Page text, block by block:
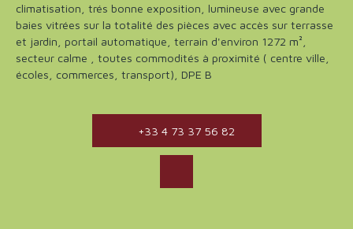
climatisation, trés bonne exposition, lumineuse avec grande
baies vitrées sur la totalité des pièces avec accès sur terrasse
et jardin, portail automatique, terrain d'environ 1272 m²,
secteur calme , toutes commodités à proximité ( centre ville,
écoles, commerces, transport), DPE B
+33 4 73 37 56 82